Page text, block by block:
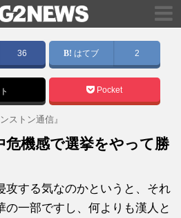
36 はてブ 2
Pocket
ストン通信』
危機感で選挙をやって勝
攻する気なのかというと、それ
の一部ですし、何よりも漢人と